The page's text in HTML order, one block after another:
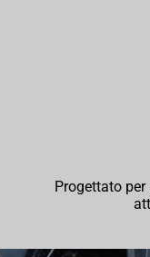
Progettato